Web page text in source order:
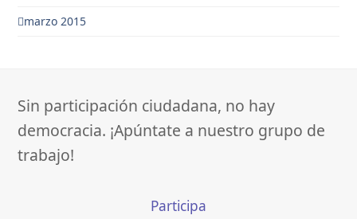
marzo 2015
Sin participación ciudadana, no hay
democracia. ¡Apúntate a nuestro grupo de
trabajo!
Participa